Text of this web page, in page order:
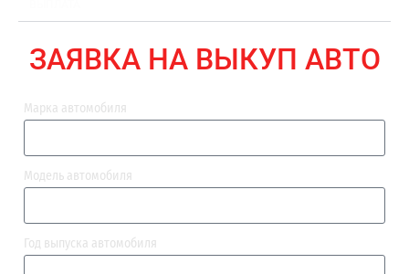
ЗАЯВКА НА ВЫКУП АВТО
Марка автомобиля
Модель автомобиля
Год выпуска автомобиля